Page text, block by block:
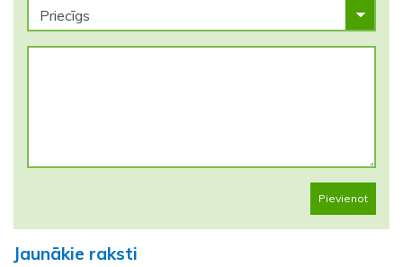
Pievienot
Jaunākie raksti